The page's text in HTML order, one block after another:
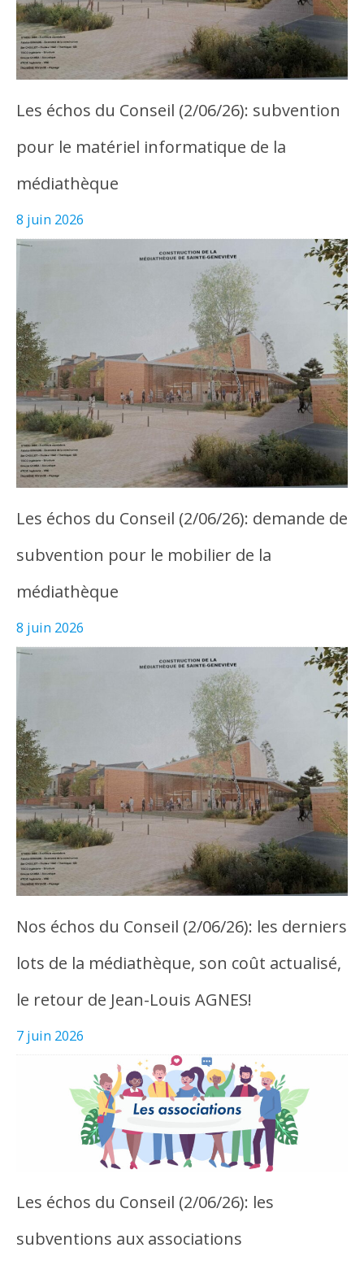
Les échos du Conseil (2/06/26): subvention
pour le matériel informatique de la
médiathèque
8 juin 2026
Les échos du Conseil (2/06/26): demande de
subvention pour le mobilier de la
médiathèque
8 juin 2026
Nos échos du Conseil (2/06/26): les derniers
lots de la médiathèque, son coût actualisé,
le retour de Jean-Louis AGNES!
7 juin 2026
Les échos du Conseil (2/06/26): les
subventions aux associations